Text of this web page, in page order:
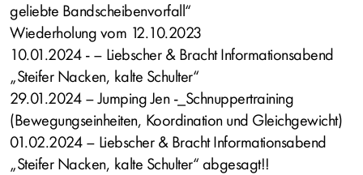
geliebte Bandscheibenvorfall“
Wiederholung vom 12.10.2023
10.01.2024 - – Liebscher & Bracht Informationsabend
„Steifer Nacken, kalte Schulter“
29.01.2024 – Jumping Jen -_Schnuppertraining
(Bewegungseinheiten, Koordination und Gleichgewicht)
01.02.2024 – Liebscher & Bracht Informationsabend
„Steifer Nacken, kalte Schulter“ abgesagt!!